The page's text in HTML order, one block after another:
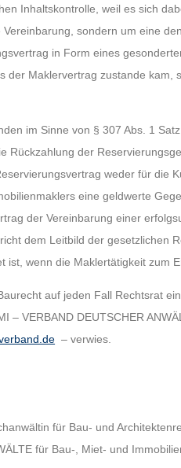
Inhaltskontrolle, weil es sich
sondern um eine
in Form eines
der Maklervertrag zustande kam,
im Sinne von § 307 Abs. 1 Satz
Rückzahlung der
weder für die
eine geldwerte
der Vereinbarung einer
dem Leitbild der gesetzlichen
wenn die Maklertätigkeit zum
auf jeden Fall Rechtsrat
VERBAND DEUTSCHER
– verwies.
für Bau- und
für Bau-, Miet- und